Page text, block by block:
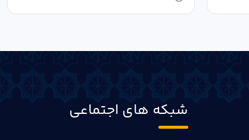
شبکه های اجتماعی